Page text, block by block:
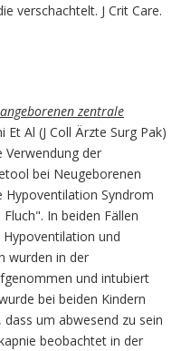
verschachtelt. J Crit Care.
zentrale
Et Al (J Coll Ärzte Surg Pak)
Verwendung der
bei Neugeborenen
Hypoventilation Syndrom
In beiden Fällen
und
wurden in der
und intubiert
bei beiden Kindern
um abwesend zu sein
beobachtet in der